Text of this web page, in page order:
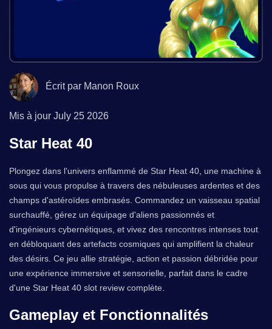
Écrit par Manon Roux
Mis à jour July 25 2026
Star Heat 40
Plongez dans l'univers enflammé de Star Heat 40, une machine à
sous qui vous propulse à travers des nébuleuses ardentes et des
champs d'astéroïdes embrasés. Commandez un vaisseau spatial
surchauffé, gérez un équipage d'aliens passionnés et
d'ingénieurs cybernétiques, et vivez des rencontres intenses tout
en débloquant des artefacts cosmiques qui amplifient la chaleur
des désirs. Ce jeu allie stratégie, action et passion débridée pour
une expérience immersive et sensorielle, parfait dans le cadre
d'une Star Heat 40 slot review complète.
Gameplay et Fonctionnalités